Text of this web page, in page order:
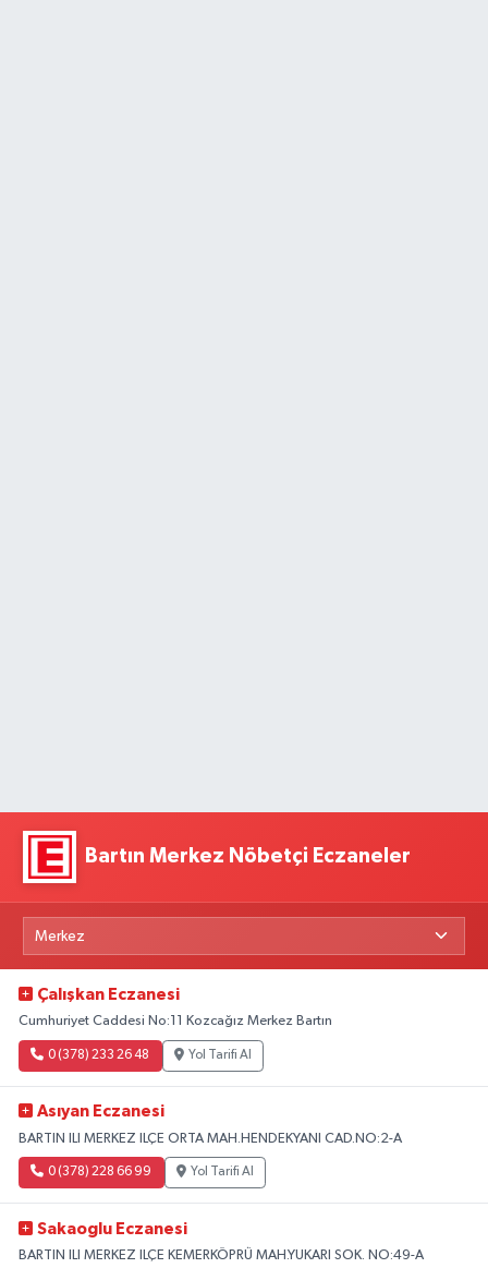
Bartın Merkez Nöbetçi Eczaneler
Çalışkan Eczanesi
Cumhuriyet Caddesi No:11 Kozcağız Merkez Bartın
0 (378) 233 26 48 Yol Tarifi Al
Asıyan Eczanesi
BARTIN ILI MERKEZ ILÇE ORTA MAH.HENDEKYANI CAD.NO:2-A
0 (378) 228 66 99 Yol Tarifi Al
Sakaoglu Eczanesi
BARTIN ILI MERKEZ ILÇE KEMERKÖPRÜ MAH.YUKARI SOK. NO:49-A